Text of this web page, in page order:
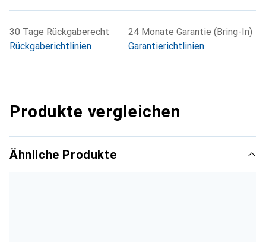
30 Tage Rückgaberecht
Rückgaberichtlinien
24 Monate Garantie (Bring-In)
Garantierichtlinien
Produkte vergleichen
Ähnliche Produkte